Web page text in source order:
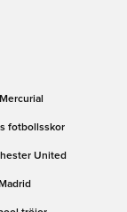
fotbollsskor
United